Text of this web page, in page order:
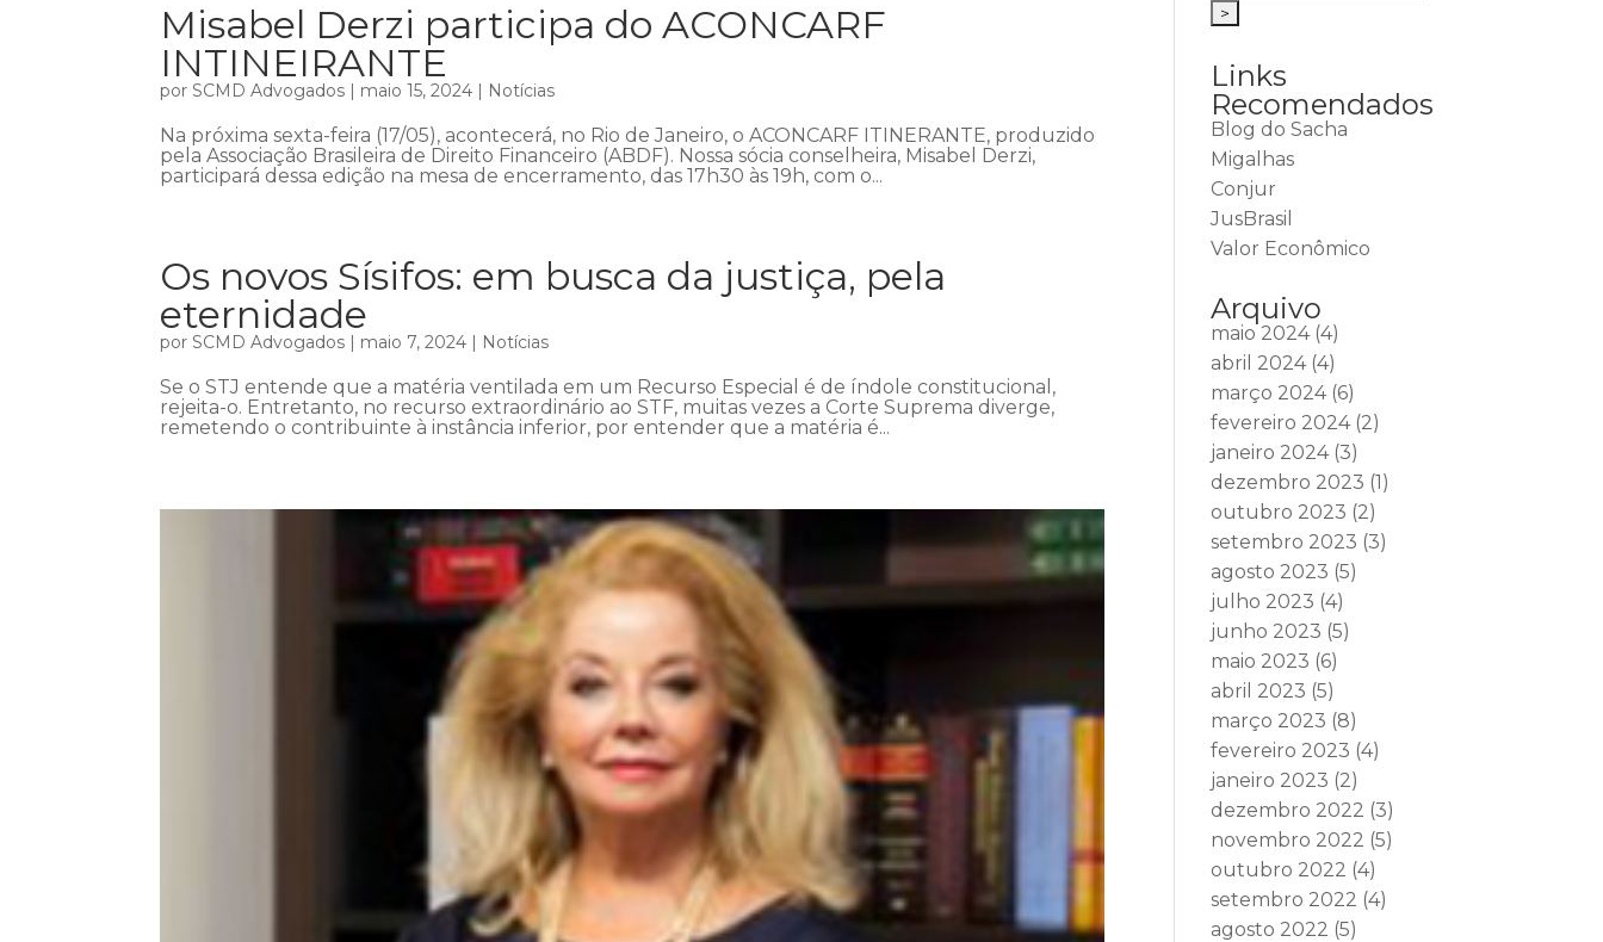
Misabel Derzi participa do ACONCARF
INTINEIRANTE
porSCMD Advogados | maio 15, 2024 | Notícias
Na próxima sexta-feira (17/05), acontecerá, no Rio de Janeiro, o ACONCARF ITINERANTE, produzido
pela Associação Brasileira de Direito Financeiro (ABDF). Nossa sócia conselheira, Misabel Derzi,
participará dessa edição na mesa de encerramento, das 17h30 às 19h, com o...
Os novos Sísifos: em busca da justiça, pela
eternidade
porSCMD Advogados | maio 7, 2024 | Notícias
Se o STJ entende que a matéria ventilada em um Recurso Especial é de índole constitucional,
rejeita-o. Entretanto, no recurso extraordinário ao STF, muitas vezes a Corte Suprema diverge,
remetendo o contribuinte à instância inferior, por entender que a matéria é...
Links
Recomendados
Blog do Sacha
Migalhas
Conjur
JusBrasil
Valor Econômico
Arquivo
maio 2024(4)
abril 2024(4)
março 2024(6)
fevereiro 2024(2)
janeiro 2024(3)
dezembro 2023 (1)
outubro 2023 (2)
setembro 2023 (3)
agosto 2023 (5)
julho 2023 (4)
junho 2023 (5)
maio 2023 (6)
abril 2023 (5)
março 2023 (8)
fevereiro 2023 (4)
janeiro 2023 (2)
dezembro 2022 (3)
novembro 2022 (5)
outubro 2022 (4)
setembro 2022 (4)
agosto 2022 (5)